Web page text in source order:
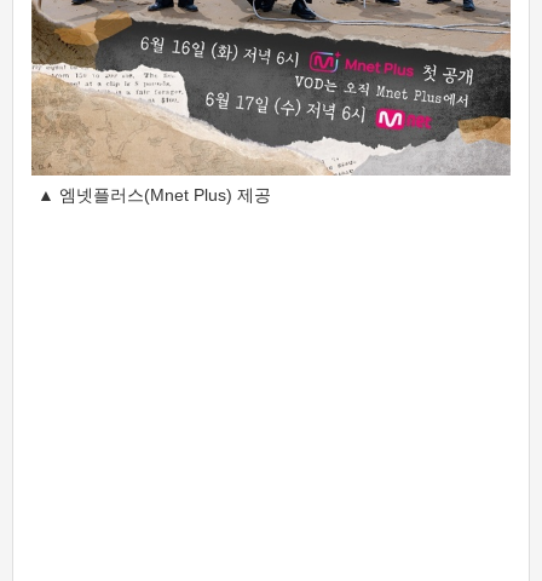
▲ 엠넷플러스(Mnet Plus) 제공